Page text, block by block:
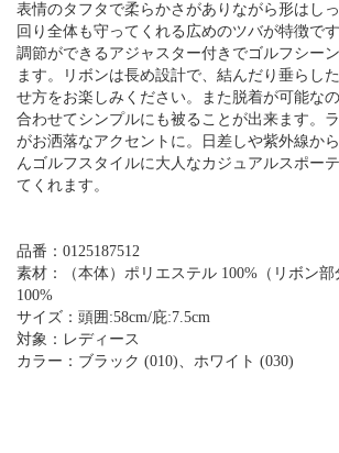
表情のタフタで柔らかさがありながら形はし
回り全体も守ってくれる広めのツバが特徴で
調節ができるアジャスター付きでゴルフシー
ます。リボンは長め設計で、結んだり垂らし
せ方をお楽しみください。また脱着が可能な
合わせてシンプルにも被ることが出来ます。
がお洒落なアクセントに。日差しや紫外線か
んゴルフスタイルに大人なカジュアルスポー
てくれます。
品番：0125187512
素材：（本体）ポリエステル 100%（リボン
100%
サイズ：頭囲:58cm/庇:7.5cm
対象：レディース
カラー：ブラック (010)、ホワイト (030)